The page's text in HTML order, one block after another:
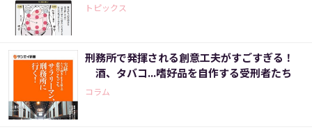
トピックス
刑務所で発揮される創意工夫がすごすぎる！
酒、タバコ...嗜好品を自作する受刑者たち
コラム